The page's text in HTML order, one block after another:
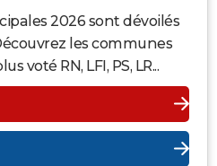
2026 sont dévoilés
les communes
voté RN, LFI, PS, LR...